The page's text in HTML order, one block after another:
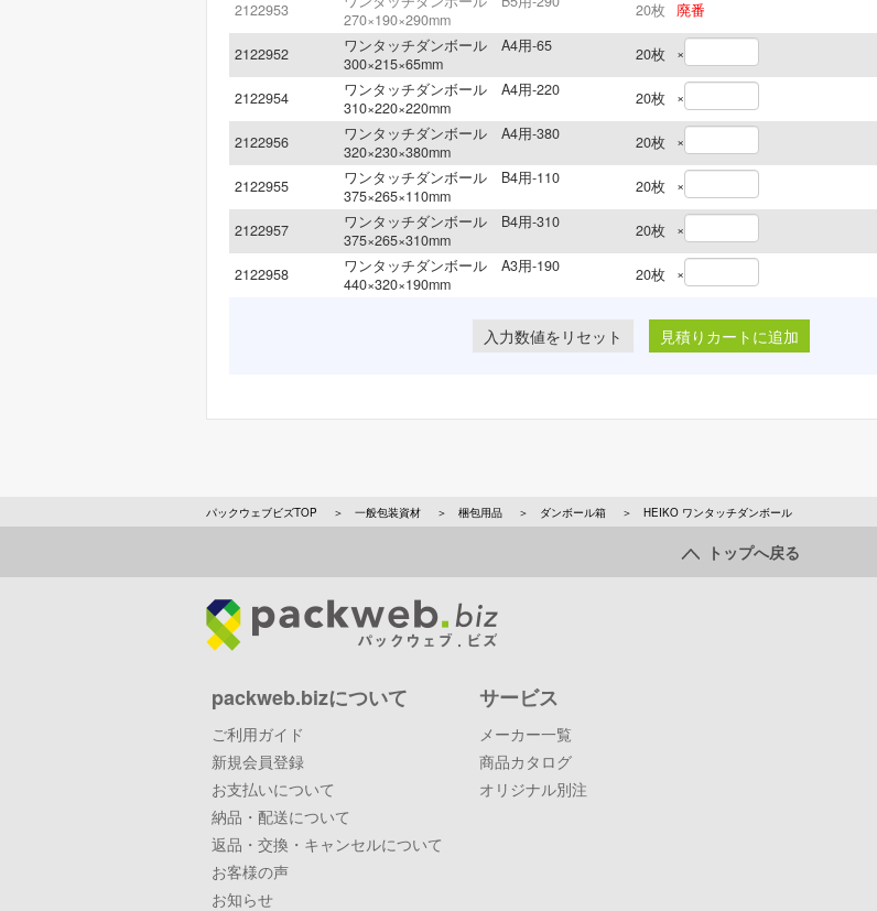
2122953
270×190×290mm
20枚 廃番
2122952
ワンタッチダンボール A4用-65
300×215×65mm
20枚 ×
2122954
ワンタッチダンボール A4用-220
310×220×220mm
20枚 ×
2122956
ワンタッチダンボール A4用-380
320×230×380mm
20枚 ×
2122955
ワンタッチダンボール B4用-110
375×265×110mm
20枚 ×
2122957
ワンタッチダンボール B4用-310
375×265×310mm
20枚 ×
2122958
ワンタッチダンボール A3用-190
440×320×190mm
20枚 ×
見積りカートに追加
パックウェブビズTOP 一般包装資材 梱包用品 ダンボール箱 HEIKO ワンタッチダンボール
トップへ戻る
packweb.bizについて
ご利用ガイド
新規会員登録
お支払いについて
納品・配送について
返品・交換・キャンセルについて
お客様の声
お知らせ
サービス
メーカー一覧
商品カタログ
オリジナル別注